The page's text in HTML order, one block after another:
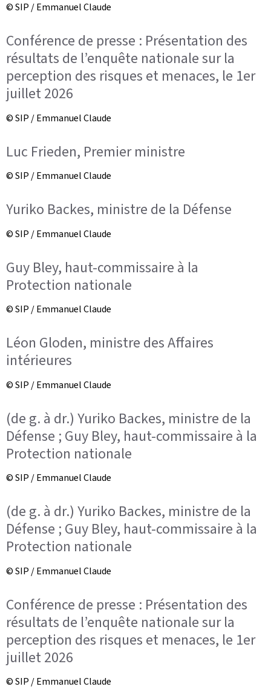
© SIP / Emmanuel Claude
Conférence de presse : Présentation des
résultats de l’enquête nationale sur la
perception des risques et menaces, le 1er
juillet 2026
© SIP / Emmanuel Claude
Luc Frieden, Premier ministre
© SIP / Emmanuel Claude
Yuriko Backes, ministre de la Défense
© SIP / Emmanuel Claude
Guy Bley, haut-commissaire à la
Protection nationale
© SIP / Emmanuel Claude
Léon Gloden, ministre des Affaires
intérieures
© SIP / Emmanuel Claude
(de g. à dr.) Yuriko Backes, ministre de la
Défense ; Guy Bley, haut-commissaire à la
Protection nationale
© SIP / Emmanuel Claude
(de g. à dr.) Yuriko Backes, ministre de la
Défense ; Guy Bley, haut-commissaire à la
Protection nationale
© SIP / Emmanuel Claude
Conférence de presse : Présentation des
résultats de l’enquête nationale sur la
perception des risques et menaces, le 1er
juillet 2026
© SIP / Emmanuel Claude